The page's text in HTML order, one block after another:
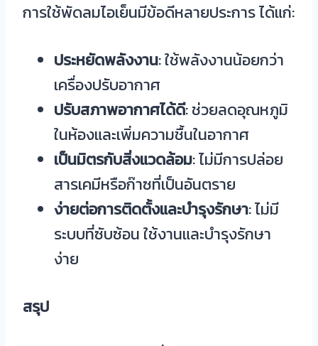
การใช้พัดลมไอเย็นมีข้อดีหลายประการ ได้แก่:
ประหยัดพลังงาน: ใช้พลังงานน้อยกว่า
เครื่องปรับอากาศ
ปรับสภาพอากาศได้ดี: ช่วยลดอุณหภูมิ
ในห้องและเพิ่มความชื้นในอากาศ
เป็นมิตรกับสิ่งแวดล้อม: ไม่มีการปล่อย
สารเคมีหรือก๊าซที่เป็นอันตราย
ง่ายต่อการติดตั้งและบำรุงรักษา: ไม่มี
ระบบที่ซับซ้อน ใช้งานและบำรุงรักษา
ง่าย
สรุป